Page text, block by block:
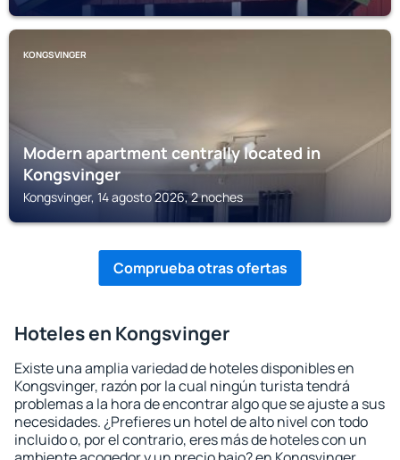
KONGSVINGER
Modern apartment centrally located in
Kongsvinger
Kongsvinger, 14 agosto 2026, 2 noches
Comprueba otras ofertas
Hoteles en Kongsvinger
Existe una amplia variedad de hoteles disponibles en
Kongsvinger, razón por la cual ningún turista tendrá
problemas a la hora de encontrar algo que se ajuste a sus
necesidades. ¿Prefieres un hotel de alto nivel con todo
incluido o, por el contrario, eres más de hoteles con un